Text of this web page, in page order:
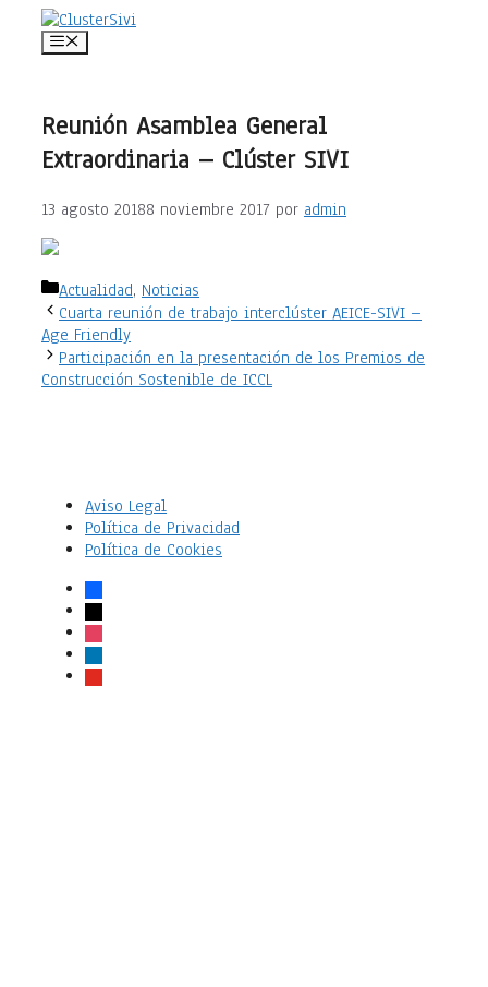
Saltar
Menú
Reunión Asamblea General
Extraordinaria – Clúster SIVI
13 agosto 20188 noviembre 2017 por admin
Categorías
Actualidad, Noticias
Cuarta reunión de trabajo interclúster AEICE-SIVI –
Age Friendly
Participación en la presentación de los Premios de
Construcción Sostenible de ICCL
Aviso Legal
Política de Privacidad
Política de Cookies
facebook
x
instagram
linkedin
youtube